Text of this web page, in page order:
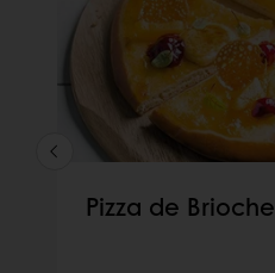
Pizza de Brioche